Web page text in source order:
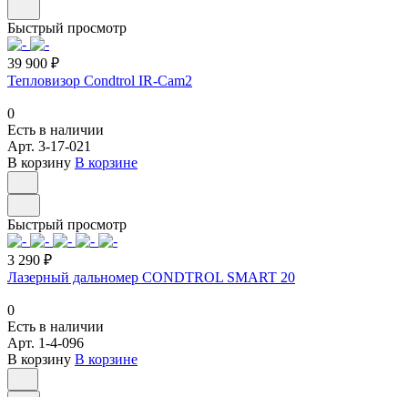
Быстрый просмотр
39 900 ₽
Тепловизор Condtrol IR-Cam2
0
Есть в наличии
Арт. 3-17-021
В корзину В корзине
Быстрый просмотр
3 290 ₽
Лазерный дальномер CONDTROL SMART 20
0
Есть в наличии
Арт. 1-4-096
В корзину В корзине